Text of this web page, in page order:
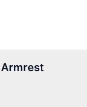
Armrest